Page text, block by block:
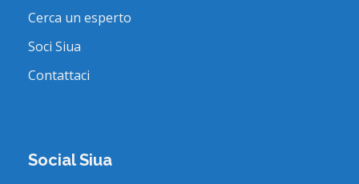
Cerca un esperto
Soci Siua
Contattaci
Social Siua